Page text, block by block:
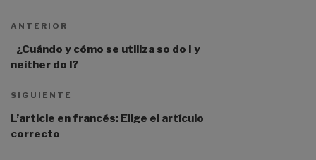
e
t
v
e
ANTERIOR
¿Cuándo y cómo se utiliza so do I y
neither do I?
SIGUIENTE
L’article en francés: Elige el artículo
correcto